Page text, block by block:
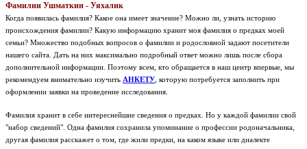
Фамилии Ушматкин - Уяхалик
Когда появилась фамилия? Какое она имеет значение? Можно ли, узнать историю
происхождения фамилии? Какую информацию хранит моя фамилия о предках моей
семьи? Множество подобных вопросов о фамилии и родословной задают посетители
нашего сайта. Дать на них максимально подробный ответ можно лишь после сбора
дополнительной информации. Поэтому всем, кто обращается в наш центр впервые, мы
рекомендуем внимательно изучить АНКЕТУ , которую потребуется заполнить при
оформлении заявки на проведение исследования.
Фамилия хранит в себе интереснейшие сведения о предках. Но у каждой фамилии свой
"набор сведений". Одна фамилия сохранила упоминание о профессии родоначальника,
другая фамилия расскажет о том, где жили предки, на каком языке или диалекте